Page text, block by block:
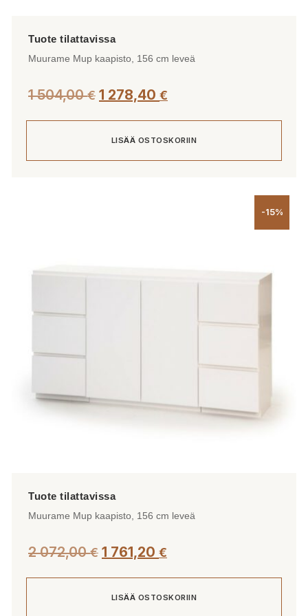
Muurame Mup kaapisto, 156 cm leveä
1 504,00€ 1 278,40 €
LISÄÄ OSTOSKORIIN
-15%
Muurame Mup kaapisto, 156 cm leveä
2 072,00€ 1 761,20 €
LISÄÄ OSTOSKORIIN